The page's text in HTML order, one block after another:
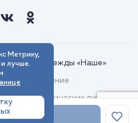
магазин одежды «Наше»
соглашение
для юридических лиц
персональных данных
Метрику,
лучше.